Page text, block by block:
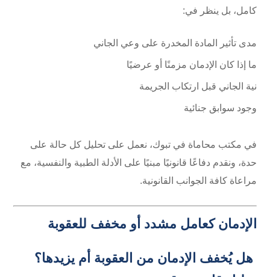
كامل، بل ينظر في:
مدى تأثير المادة المخدرة على وعي الجاني
ما إذا كان الإدمان مزمنًا أو عرضيًا
نية الجاني قبل ارتكاب الجريمة
وجود سوابق جنائية
في مكتب محاماة في تبوك، نعمل على تحليل كل حالة على
حدة، ونقدم دفاعًا قانونيًا مبنيًا على الأدلة الطبية والنفسية، مع
مراعاة كافة الجوانب القانونية.
الإدمان كعامل مشدد أو مخفف للعقوبة
هل يُخفف الإدمان من العقوبة أم يزيدها؟